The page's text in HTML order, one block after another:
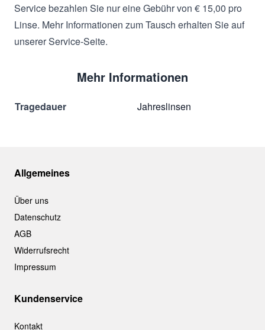
Service bezahlen Sie nur eine Gebühr von € 15,00 pro
Linse. Mehr Informationen zum Tausch erhalten Sie auf
unserer Service-Seite.
Mehr Informationen
Tragedauer Jahreslinsen
Allgemeines
Über uns
Datenschutz
AGB
Widerrufsrecht
Impressum
Kundenservice
Kontakt